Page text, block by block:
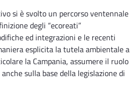
si è svolto un percorso ventennale
degli “ecoreati”
ed integrazioni e le recenti
esplicita la tutela ambientale a
la Campania, assumere il ruolo
sulla base della legislazione di